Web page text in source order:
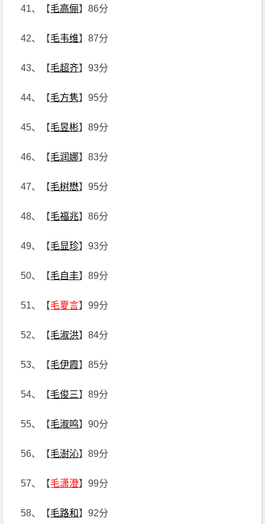
41、【毛高俪】86分
42、【毛韦维】87分
43、【毛超齐】93分
44、【毛方隽】95分
45、【毛昱彬】89分
46、【毛润娜】83分
47、【毛树懋】95分
48、【毛福兆】86分
49、【毛显珍】93分
50、【毛自丰】89分
51、【毛夏言】99分
52、【毛淑洪】84分
53、【毛伊霞】85分
54、【毛俊三】89分
55、【毛淑鸣】90分
56、【毛澍沁】89分
57、【毛潇澄】99分
58、【毛路和】92分